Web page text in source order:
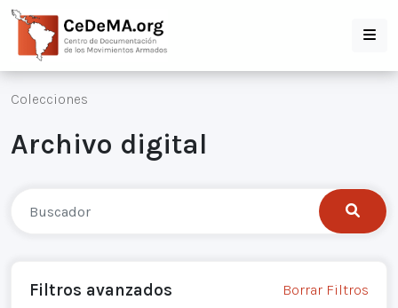
Colecciones
Archivo digital
Filtros avanzados Borrar Filtros